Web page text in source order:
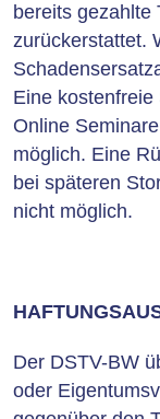
bereits gezahlte
zurückerstattet.
Eine kostenfreie
Online
möglich. Eine
bei späteren
nicht möglich.
Der DSTV-BW
oder